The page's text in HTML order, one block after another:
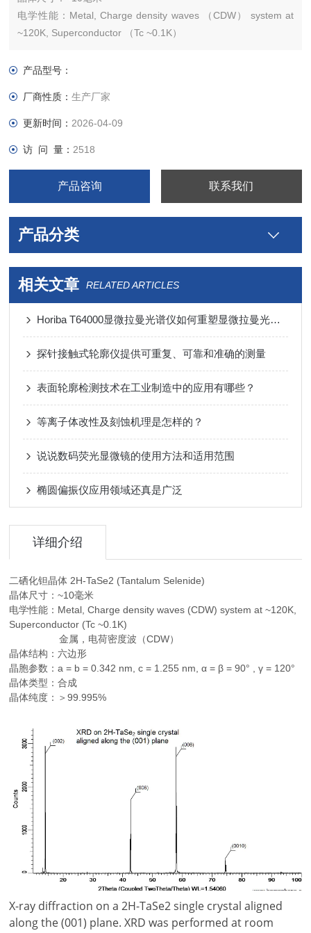
电学性能：Metal, Charge density waves （CDW） system at
~120K, Superconductor （Tc ~0.1K）
晶体结构：六边形
产品型号：
厂商性质：生产厂家
更新时间： 2026-04-09
访 问 量： 2518
产品咨询 联系我们
产品分类
相关文章 RELATED ARTICLES
Horiba T64000显微拉曼光谱仪如何重塑显微拉曼光谱的“视界”？
探针接触式轮廓仪提供可重复、可靠和准确的测量
表面轮廓检测技术在工业制造中的应用有哪些？
等离子体改性及刻蚀机理是怎样的？
说说数码荧光显微镜的使用方法和适用范围
椭圆偏振仪应用领域还真是广泛
详细介绍
二硒化钽晶体 2H-TaSe2 (Tantalum Selenide)
晶体尺寸：~10毫米
电学性能：Metal, Charge density waves (CDW) system at ~120K,
Superconductor (Tc ~0.1K)
金属，电荷密度波（CDW）
晶体结构：六边形
晶胞参数：a = b = 0.342 nm, c = 1.255 nm, α = β = 90° , γ = 120°
晶体类型：合成
晶体纯度：＞99.995%
X-ray diffraction on a 2H-TaSe2 single crystal aligned
along the (001) plane. XRD was performed at room